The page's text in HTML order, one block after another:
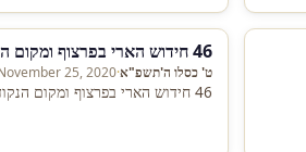
46 חידוש הארי בפרצוף ומקום הנקודים באק
ט' כסלו ה'תשפ"א·
25, 2020
46 חידוש הארי בפרצוף ומקום הנקודים באק